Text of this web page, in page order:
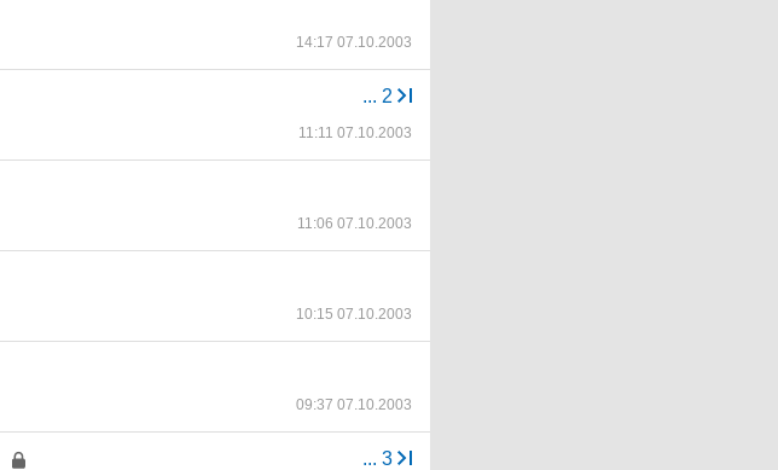
14:17 07.10.2003
... 2
11:11 07.10.2003
11:06 07.10.2003
10:15 07.10.2003
09:37 07.10.2003
... 3